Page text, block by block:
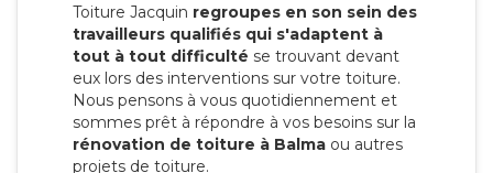
Toiture Jacquin regroupes en son sein des
travailleurs qualifiés qui s'adaptent à
tout à tout difficulté se trouvant devant
eux lors des interventions sur votre toiture.
Nous pensons à vous quotidiennement et
sommes prêt à répondre à vos besoins sur la
rénovation de toiture à Balma ou autres
projets de toiture.